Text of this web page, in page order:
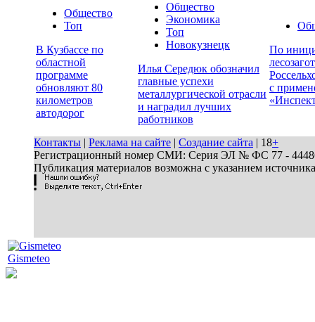
Общество
Топ
В Кузбассе по
областной
программе
обновляют 80
километров
автодорог
Общество
Экономика
Топ
Новокузнецк
Илья Середюк обозначил
главные успехи
металлургической отрасли
и наградил лучших
работников
По
с
Контакты | Реклама на сайте | Создание сайта | 18+
Регистрационный номер СМИ: Серия ЭЛ № ФС 77 - 44486
Публикация материалов возможна с указанием
Gismeteo